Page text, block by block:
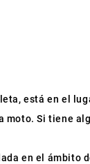
está en el
Si tiene
en el